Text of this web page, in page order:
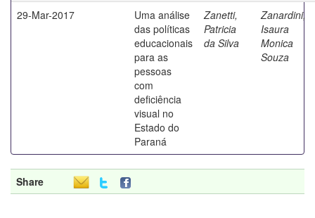
29-Mar-2017
Uma análise
das políticas
educacionais
para as
pessoas
com
deficiência
visual no
Estado do
Paraná
Zanetti,
Patricia
da Silva
Zanardini,
Isaura
Monica
Souza
Share